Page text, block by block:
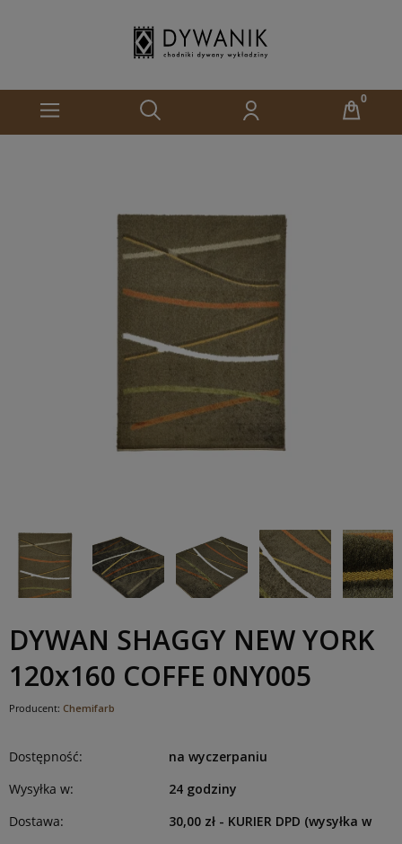
DYWAN SHAGGY NEW YORK
120x160 COFFE 0NY005
Producent: Chemifarb
Dostępność:
na wyczerpaniu
Wysyłka w:
24 godziny
Dostawa:
30,00 zł - KURIER DPD (wysyłka w